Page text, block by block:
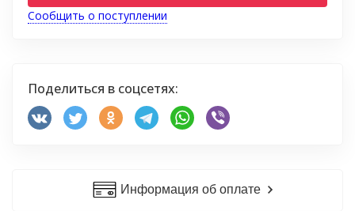
Сообщить о поступлении
Поделиться в соцсетях:
Информация об оплате